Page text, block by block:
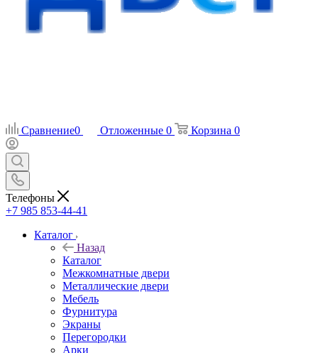
Сравнение0 Отложенные 0 Корзина 0
Телефоны
+7 985 853-44-41
Каталог
Назад
Каталог
Межкомнатные двери
Металлические двери
Мебель
Фурнитура
Экраны
Перегородки
Арки